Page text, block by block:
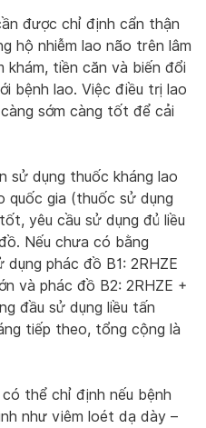
được chỉ định cẩn thận
hộ nhiễm lao não trên lâm
khám, tiền căn và biến đổi
bệnh lao. Việc điều trị lao
sớm càng tốt để cải
sử dụng thuốc kháng lao
quốc gia (thuốc sử dụng
yêu cầu sử dụng đủ liều
Nếu chưa có bằng
phác đồ B1: 2RHZE
và phác đồ B2: 2RHZE +
đầu sử dụng liều tấn
tiếp theo, tổng cộng là
thể chỉ định nếu bệnh
như viêm loét dạ dày –